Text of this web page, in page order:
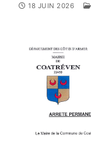
18 JUIN 2026